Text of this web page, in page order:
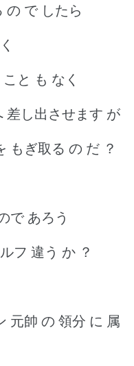
の で したら
と も なく
差し出させます が
もぎ取る の だ ？
で あろう
フ 違う か ？
元帥 の 領分 に 属